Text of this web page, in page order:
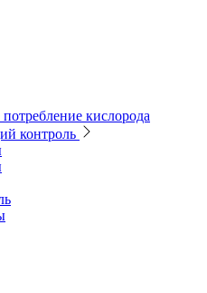
кислорода
контроль